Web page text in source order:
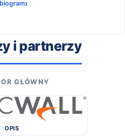
i partnerzy
GŁÓWNY
OPIS